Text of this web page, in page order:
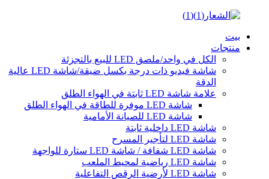
بيت
منتجات
الكل في واحد/ملصق LED للبيع بالتجزئة
شاشة فيديو ذات درجة بكسل ضيقة/شاشة LED عالية
الدقة
علامة شاشة LED ثابتة في الهواء الطلق
شاشة LED موفرة للطاقة في الهواء الطلق
شاشة LED للصيانة الأمامية
شاشة LED داخلية ثابتة
شاشة LED لتأجير المسرح
شاشة LED شفافة / شاشة LED ستارة للواجهة
شاشة LED رياضية لمحيط الملعب
شاشة LED لأرضية الرقص التفاعلية